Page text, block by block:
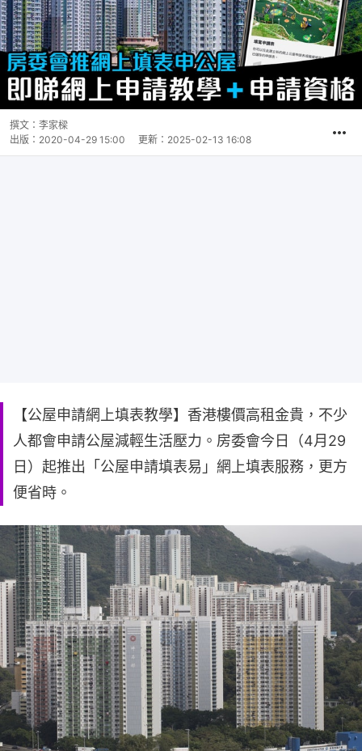
撰文： 李家樑
出版： 2020-04-29 15:00 更新： 2025-02-13 16:08
【公屋申請網上填表教學】香港樓價高租金貴，不少
人都會申請公屋減輕生活壓力。房委會今日（4月29
日）起推出「公屋申請填表易」網上填表服務，更方
便省時。